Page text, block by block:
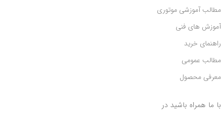
مطالب آموزشی موتوری
آموزش های فنی
راهنمای خرید
مطالب عمومی
معرفی محصول
با ما همراه باشید در